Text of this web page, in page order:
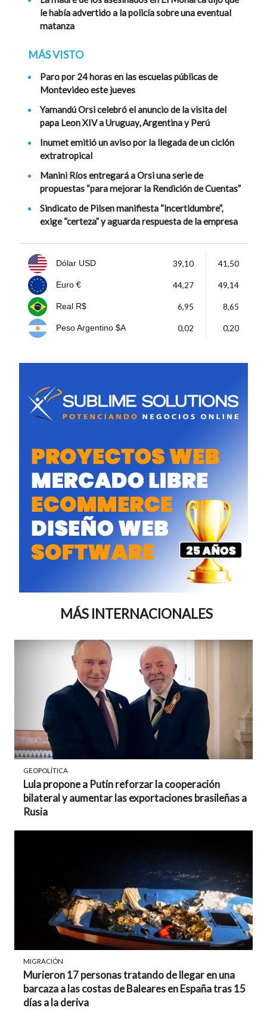
le había advertido a la policía sobre una eventual
matanza
MÁS VISTO
Paro por 24 horas en las escuelas públicas de
Montevideo este jueves
Yamandú Orsi celebró el anuncio de la visita del
papa Leon XIV a Uruguay, Argentina y Perú
Inumet emitió un aviso por la llegada de un ciclón
extratropical
Manini Ríos entregará a Orsi una serie de
propuestas “para mejorar la Rendición de Cuentas”
Sindicato de Pilsen manifiesta “incertidumbre”,
exige “certeza” y aguarda respuesta de la empresa
Dólar USD 39,10 41,50
Euro € 44,27 49,14
Real R$ 6,95 8,65
Peso Argentino $A 0,02 0,20
MÁS INTERNACIONALES
GEOPOLÍTICA
Lula propone a Putin reforzar la cooperación
bilateral y aumentar las exportaciones brasileñas a
Rusia
MIGRACIÓN
Murieron 17 personas tratando de llegar en una
barcaza a las costas de Baleares en España tras 15
días a la deriva